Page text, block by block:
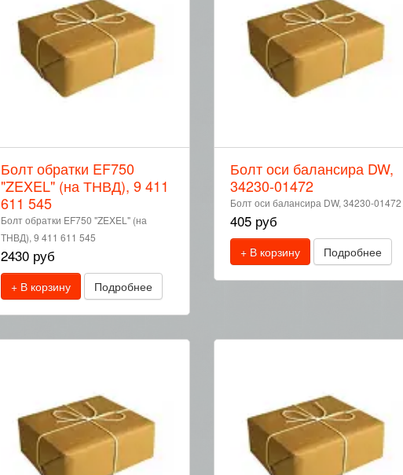
Болт обратки EF750
"ZEXEL" (на ТНВД), 9 411
611 545
Болт обратки EF750 "ZEXEL" (на
ТНВД), 9 411 611 545
2430 руб
+ В корзину Подробнее
Болт оси балансира DW,
34230-01472
Болт оси балансира DW, 34230-01472
405 руб
+ В корзину Подробнее